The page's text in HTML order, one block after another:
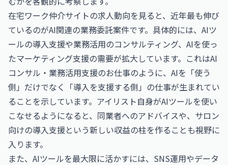
在宅ワーク仲介サイトの求人動向を見ると、近年最も伸び
ているのがAI関連の業務委託案件です。具体的には、AIツ
ールの導入支援や業務活用のコンサルティング、AIを使っ
たマーケティング支援の需要が拡大しています。これはAI
コンサル・業務活用支援のお仕事のように、AIを「使う
側」だけでなく「導入を支援する側」の仕事が生まれてい
ることを示しています。アイリスト自身がAIツールを使い
こなせるようになると、同業者へのアドバイスや、サロン
向けの導入支援という新しい収益の柱を作ることも視野に
入ります。
また、AIツールを最大限に活かすには、SNS運用やデータ